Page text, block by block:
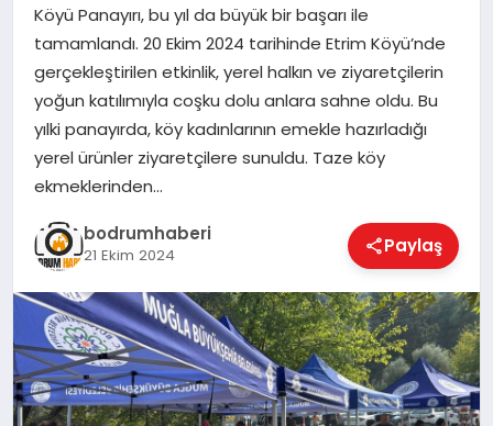
KÖŞE YAZILARI
YAŞAM
SPOR
MUĞLA
☰
Köyü Panayırı, bu yıl da büyük bir başarı ile
tamamlandı. 20 Ekim 2024 tarihinde Etrim Köyü’nde
gerçekleştirilen etkinlik, yerel halkın ve ziyaretçilerin
yoğun katılımıyla coşku dolu anlara sahne oldu. Bu
yılki panayırda, köy kadınlarının emekle hazırladığı
yerel ürünler ziyaretçilere sunuldu. Taze köy
ekmeklerinden…
bodrumhaberi
21 Ekim 2024 Paylaş